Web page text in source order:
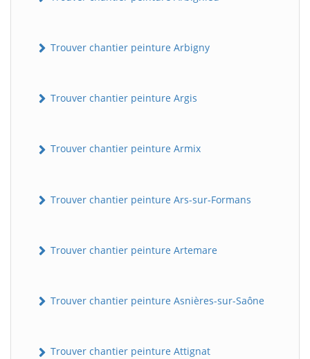
Trouver chantier peinture Arbigny
Trouver chantier peinture Argis
Trouver chantier peinture Armix
Trouver chantier peinture Ars-sur-Formans
Trouver chantier peinture Artemare
Trouver chantier peinture Asnières-sur-Saône
Trouver chantier peinture Attignat